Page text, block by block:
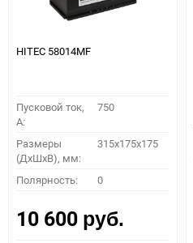
HITEC 58014MF
Пусковой ток,
A:
750
Размеры
(ДхШхВ), мм:
315x175x175
Полярность: 0
10 600 руб.